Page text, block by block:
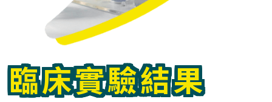
臨床實驗結果